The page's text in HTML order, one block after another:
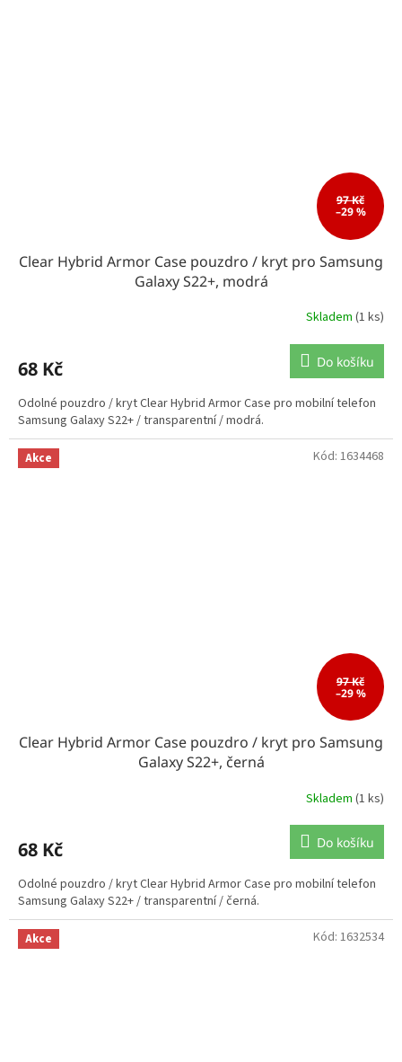
97 Kč
–29 %
Clear Hybrid Armor Case pouzdro / kryt pro Samsung
Galaxy S22+, modrá
Skladem (1 ks)
68 Kč Do košíku
Odolné pouzdro / kryt Clear Hybrid Armor Case pro mobilní telefon
Samsung Galaxy S22+ / transparentní / modrá.
Akce
97 Kč
–29 %
Clear Hybrid Armor Case pouzdro / kryt pro Samsung
Galaxy S22+, černá
Skladem (1 ks)
68 Kč Do košíku
Odolné pouzdro / kryt Clear Hybrid Armor Case pro mobilní telefon
Samsung Galaxy S22+ / transparentní / černá.
Kód: 1634468
Akce Kód: 1632534